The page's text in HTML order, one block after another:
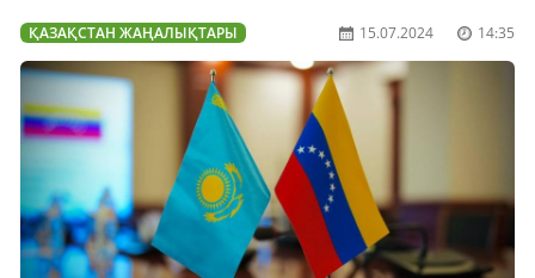
ҚАЗАҚСТАН ЖАҢАЛЫҚТАРЫ 15.07.2024 14:35